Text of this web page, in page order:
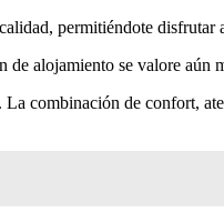
permitiéndote
de alojamiento se valore aún
combinación de confort,